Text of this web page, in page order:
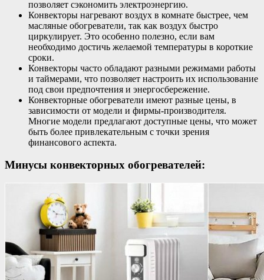
позволяет сэкономить электроэнергию.
Конвекторы нагревают воздух в комнате быстрее, чем
масляные обогреватели, так как воздух быстро
циркулирует. Это особенно полезно, если вам
необходимо достичь желаемой температуры в короткие
сроки.
Конвекторы часто обладают разными режимами работы
и таймерами, что позволяет настроить их использование
под свои предпочтения и энергосбережение.
Конвекторные обогреватели имеют разные цены, в
зависимости от модели и фирмы-производителя.
Многие модели предлагают доступные цены, что может
быть более привлекательным с точки зрения
финансового аспекта.
Минусы конвекторных обогревателей: